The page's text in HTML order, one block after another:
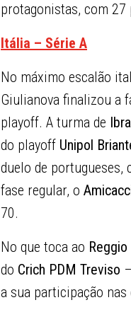
protagonistas, com 27
Itália – Série A
No máximo escalão
Giulianova finalizou a
playoff. A turma de
do playoff Unipol
duelo de portugueses,
fase regular, o
70.
No que toca ao Reggio
do Crich PDM Treviso
a sua participação